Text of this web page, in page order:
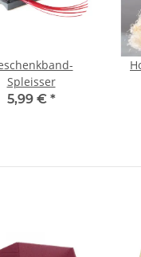
Spleisser
5,99 € *